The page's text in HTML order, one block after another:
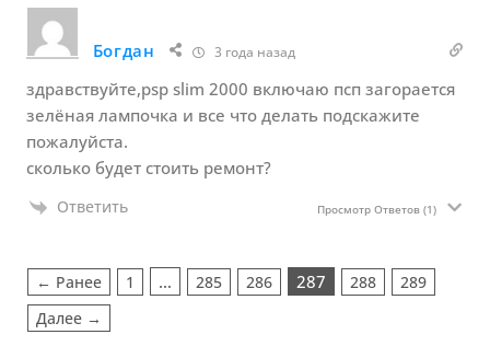
Богдан 3 года назад
здравствуйте,psp slim 2000 включаю псп загорается
зелёная лампочка и все что делать подскажите
пожалуйста.
сколько будет стоить ремонт?
Ответить Просмотр Ответов(1)
← Ранее 1 … 285 286 287 288
289
Далее →